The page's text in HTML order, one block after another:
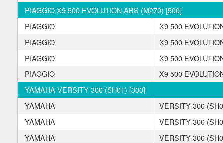
PIAGGIO X9 500 EVOLUTION ABS (M270) [500]
PIAGGIO
X9 500
PIAGGIO
X9 500
PIAGGIO
X9 500
PIAGGIO
X9 500
YAMAHA VERSITY 300 (SH01) [300]
YAMAHA
VERSITY 300
YAMAHA
VERSITY 300
YAMAHA
VERSITY 300